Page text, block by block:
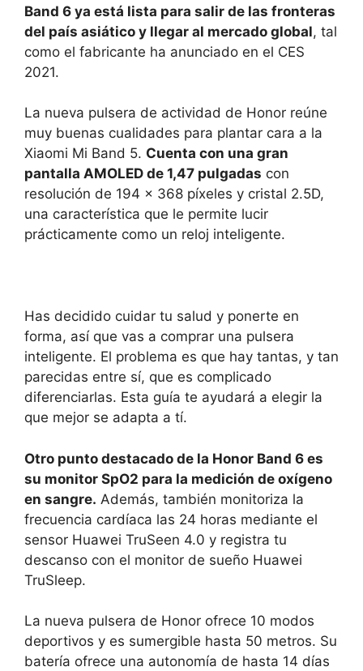
Band 6 ya está lista para salir de las fronteras
del país asiático y llegar al mercado global, tal
como el fabricante ha anunciado en el CES
2021.
La nueva pulsera de actividad de Honor reúne
muy buenas cualidades para plantar cara a la
Xiaomi Mi Band 5. Cuenta con una gran
pantalla AMOLED de 1,47 pulgadas con
resolución de 194 x 368 píxeles y cristal 2.5D,
una característica que le permite lucir
prácticamente como un reloj inteligente.
Has decidido cuidar tu salud y ponerte en
forma, así que vas a comprar una pulsera
inteligente. El problema es que hay tantas, y tan
parecidas entre sí, que es complicado
diferenciarlas. Esta guía te ayudará a elegir la
que mejor se adapta a tí.
Otro punto destacado de la Honor Band 6 es
su monitor SpO2 para la medición de oxígeno
en sangre. Además, también monitoriza la
frecuencia cardíaca las 24 horas mediante el
sensor Huawei TruSeen 4.0 y registra tu
descanso con el monitor de sueño Huawei
TruSleep.
La nueva pulsera de Honor ofrece 10 modos
deportivos y es sumergible hasta 50 metros. Su
batería ofrece una autonomía de hasta 14 días